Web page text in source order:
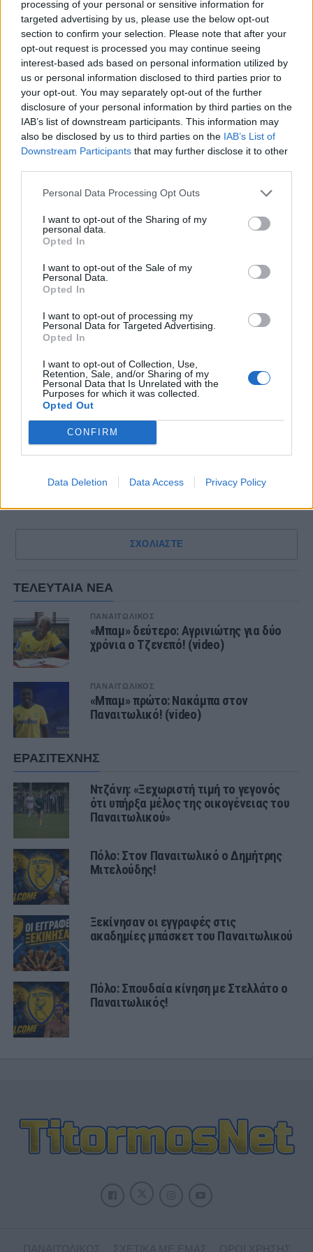
processing of your personal or sensitive information for
targeted advertising by us, please use the below opt-out
section to confirm your selection. Please note that after your
opt-out request is processed you may continue seeing
interest-based ads based on personal information utilized by
us or personal information disclosed to third parties prior to
your opt-out. You may separately opt-out of the further
disclosure of your personal information by third parties on the
IAB’s list of downstream participants. This information may
also be disclosed by us to third parties on the IAB’s List of
Downstream Participants that may further disclose it to other
Personal Data Processing Opt Outs
I want to opt-out of the Sharing of my
personal data.
Opted In
I want to opt-out of the Sale of my
Personal Data.
Opted In
I want to opt-out of processing my
Personal Data for Targeted Advertising.
Opted In
I want to opt-out of Collection, Use,
Retention, Sale, and/or Sharing of my
Personal Data that Is Unrelated with the
Purposes for which it was collected.
Opted Out
CONFIRM
Data Deletion Data Access Privacy Policy
τρικ.
Έχει αγωνιστεί επίσης στις Jesina Calcio και IR
Reykjavik.
Την καλωσορίζουμε στην οικογένεια της
Κηφισιάς και της ευχόμαστε κάθε επιτυχία».
Δείτε αυτή τη δημοσίευση στο Instagram.
Η δημοσίευση κοινοποιήθηκε από το χρήστη Kifisia WFC (@kifisiawfc)
ΣΧΟΛΙΑΣΤΕ
ΤΕΛΕΥΤΑΙΑ ΝΕΑ
ΠΑΝΑΙΤΩΛΙΚΟΣ
«Μπαμ» δεύτερο: Αγρινιώτης για δύο
χρόνια ο Τζενεπό! (video)
ΠΑΝΑΙΤΩΛΙΚΟΣ
«Μπαμ» πρώτο: Νακάμπα στον
Παναιτωλικό! (video)
ΕΡΑΣΙΤΕΧΝΗΣ
Ντζάνη: «Ξεχωριστή τιμή το γεγονός
ότι υπήρξα μέλος της οικογένειας του
Παναιτωλικού»
Πόλο: Στον Παναιτωλικό ο Δημήτρης
Μιτελούδης!
Ξεκίνησαν οι εγγραφές στις
ακαδημίες μπάσκετ του Παναιτωλικού
Πόλο: Σπουδαία κίνηση με Στελλάτο ο
Παναιτωλικός!